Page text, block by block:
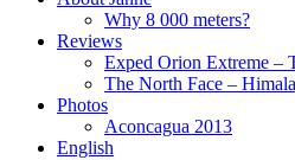
Why 8 000 meters?
Reviews
Exped Orion Extreme –
The North Face –
Photos
Aconcagua 2013
English